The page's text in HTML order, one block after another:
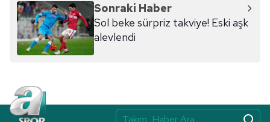
Sonraki Haber
Sol beke sürpriz takviye! Eski aşk
alevlendi